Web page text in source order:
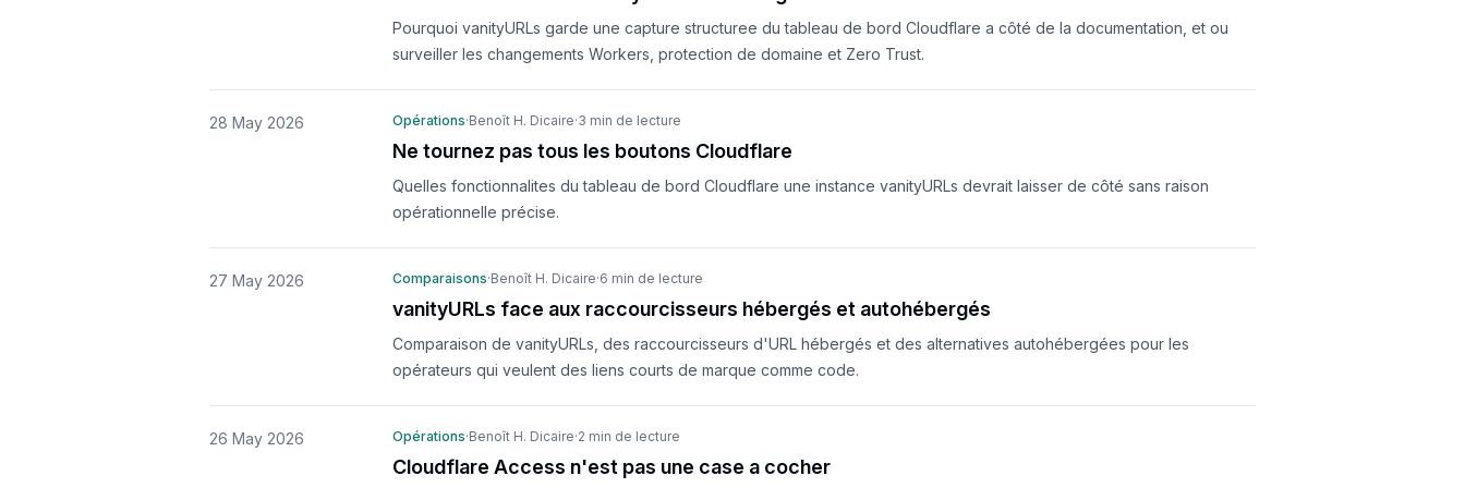
Pourquoi vanityURLs garde une capture structuree du tableau de bord Cloudflare a côté de la documentation, et ou
surveiller les changements Workers, protection de domaine et Zero Trust.
28 May 2026 Opérations·Benoît H. Dicaire·3 min de lecture
Ne tournez pas tous les boutons Cloudflare
Quelles fonctionnalites du tableau de bord Cloudflare une instance vanityURLs devrait laisser de côté sans raison
opérationnelle précise.
27 May 2026 Comparaisons·Benoît H. Dicaire·6 min de lecture
vanityURLs face aux raccourcisseurs hébergés et autohébergés
Comparaison de vanityURLs, des raccourcisseurs d'URL hébergés et des alternatives autohébergées pour les
opérateurs qui veulent des liens courts de marque comme code.
26 May 2026 Opérations·Benoît H. Dicaire·2 min de lecture
Cloudflare Access n'est pas une case a cocher